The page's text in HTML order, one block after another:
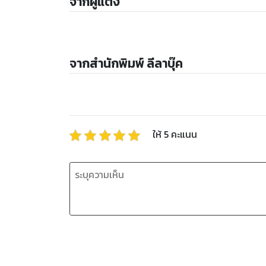
จากสำนักพิมพ์ ลีลาบุ๊ค
ให้ 5 คะแนน